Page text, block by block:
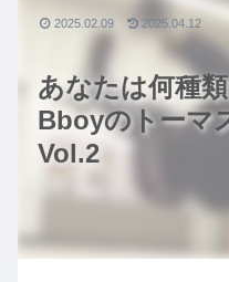
あなたは何種
Bboyのトーマ
Vol.2
2025.02.09 2025.04.12